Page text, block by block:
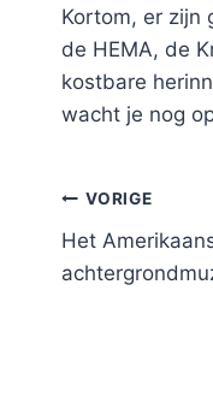
Kortom, er zijn
de HEMA, de
kostbare
wacht je nog
Bericht
navigatie
VORIGE
Het